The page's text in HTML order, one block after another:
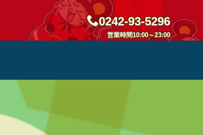
0242-93-5296
営業時間10:00～23:00